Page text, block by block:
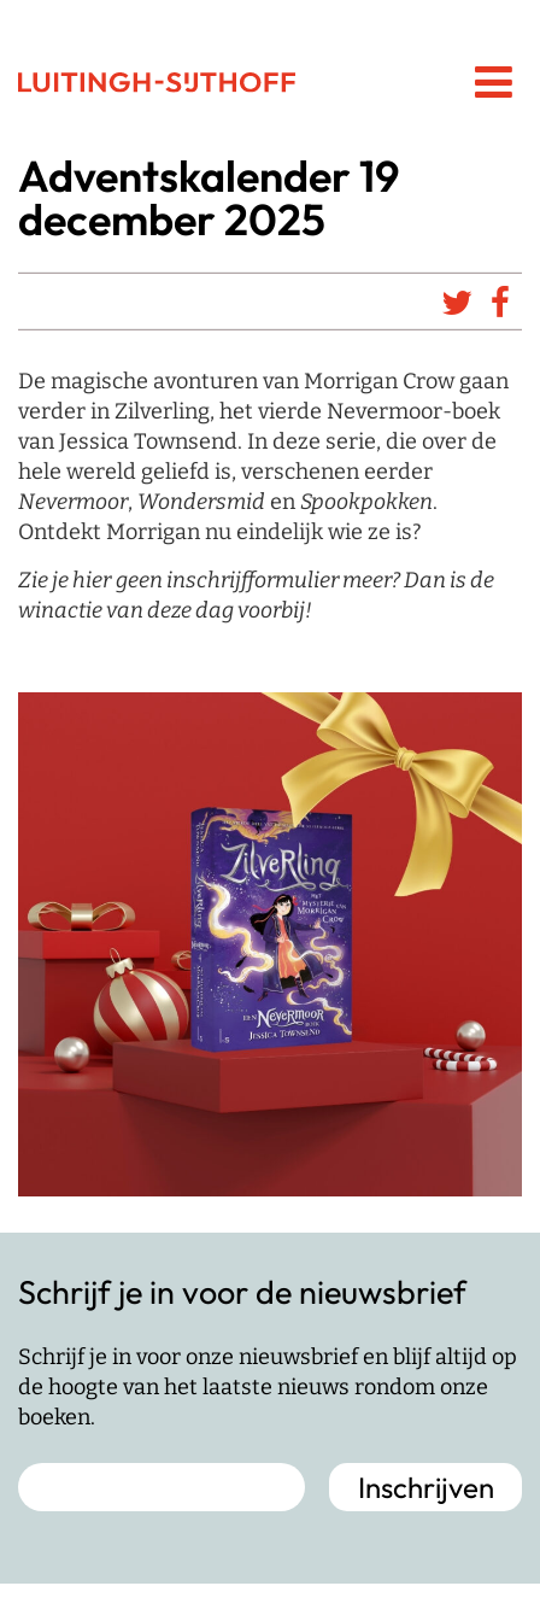
Adventskalender 19
december 2025
De magische avonturen van Morrigan Crow gaan
verder in Zilverling, het vierde Nevermoor-boek
van Jessica Townsend. In deze serie, die over de
hele wereld geliefd is, verschenen eerder
Nevermoor, Wondersmid enSpookpokken.
Ontdekt Morrigan nu eindelijk wie ze is?
Zie je hiergeen inschrijfformulier meer? Dan is de
winactie van deze dag voorbij!
Schrijf je in voor de nieuwsbrief
Schrijf je in voor onze nieuwsbrief en blijf altijd op
de hoogte van het laatste nieuws rondom onze
boeken.